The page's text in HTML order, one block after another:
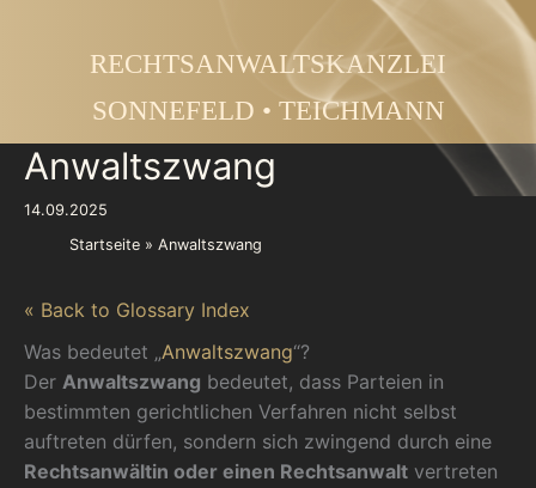
RECHTSANWALTSKANZLEI
SONNEFELD • TEICHMANN
Anwaltszwang
14.09.2025
Startseite
Anwaltszwang
« Back to Glossary Index
Was bedeutet „Anwaltszwang“?
Der Anwaltszwang bedeutet, dass Parteien in
bestimmten gerichtlichen Verfahren nicht selbst
auftreten dürfen, sondern sich zwingend durch eine
Rechtsanwältin oder einen Rechtsanwalt vertreten